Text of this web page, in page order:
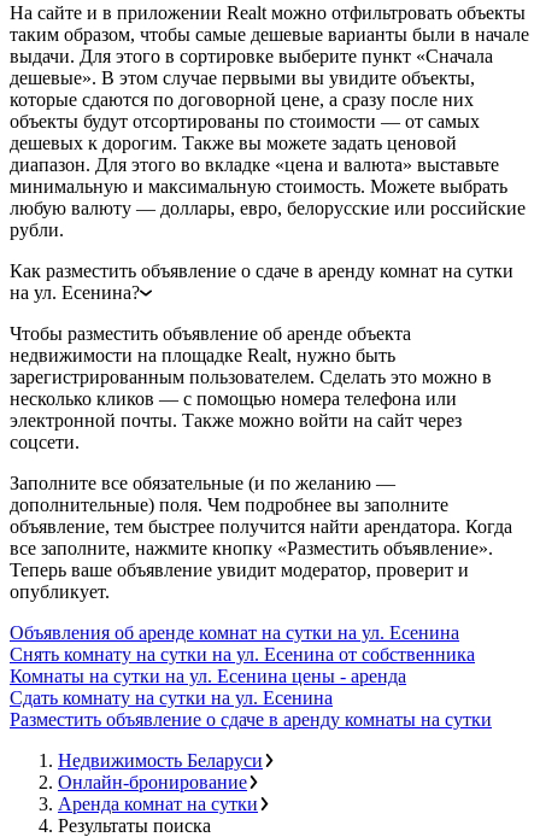
На сайте и в приложении Realt можно отфильтровать объекты
таким образом, чтобы самые дешевые варианты были в начале
выдачи. Для этого в сортировке выберите пункт «Сначала
дешевые». В этом случае первыми вы увидите объекты,
которые сдаются по договорной цене, а сразу после них
объекты будут отсортированы по стоимости — от самых
дешевых к дорогим. Также вы можете задать ценовой
диапазон. Для этого во вкладке «цена и валюта» выставьте
минимальную и максимальную стоимость. Можете выбрать
любую валюту — доллары, евро, белорусские или российские
рубли.
Как разместить объявление о сдаче в аренду комнат на сутки
на ул. Есенина?
Чтобы разместить объявление об аренде объекта
недвижимости на площадке Realt, нужно быть
зарегистрированным пользователем. Сделать это можно в
несколько кликов — с помощью номера телефона или
электронной почты. Также можно войти на сайт через
соцсети.
Заполните все обязательные (и по желанию —
дополнительные) поля. Чем подробнее вы заполните
объявление, тем быстрее получится найти арендатора. Когда
все заполните, нажмите кнопку «Разместить объявление».
Теперь ваше объявление увидит модератор, проверит и
опубликует.
Объявления об аренде комнат на сутки на ул. Есенина
Снять комнату на сутки на ул. Есенина от собственника
Комнаты на сутки на ул. Есенина цены - аренда
Сдать комнату на сутки на ул. Есенина
Разместить объявление о сдаче в аренду комнаты на сутки
Недвижимость Беларуси
Онлайн-бронирование
Аренда комнат на сутки
Результаты поиска